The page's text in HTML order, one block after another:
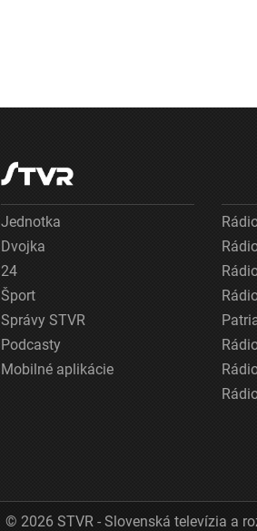
Jednotka
Dvojka
24
Šport
Správy STVR
Podcasty
Mobilné aplikácie
© 2026 STVR - Slovenská televízia a